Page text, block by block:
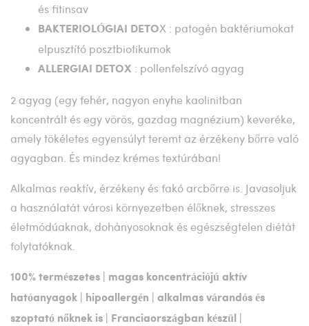
és fitinsav
BAKTERIOLÓGIAI DETOX : patogén baktériumokat
elpusztító posztbiotikumok
ALLERGIAI DETOX : pollenfelszívó agyag
2 agyag (egy fehér, nagyon enyhe kaolinitban
koncentrált és egy vörös, gazdag magnézium) keveréke,
amely tökéletes egyensúlyt teremt az érzékeny bőrre való
agyagban. És mindez krémes textúrában!
Alkalmas reaktív, érzékeny és fakó arcbőrre is. Javasoljuk
a használatát városi környezetben élőknek, stresszes
életmódúaknak, dohányosoknak és egészségtelen diétát
folytatóknak.
100% természetes | magas koncentrációjú aktív
hatóanyagok | hipoallergén | alkalmas várandós és
szoptató nőknek is | Franciaországban készül |